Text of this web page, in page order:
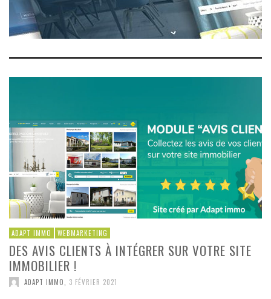
ADAPT IMMO WEBMARKETING
DES AVIS CLIENTS À INTÉGRER SUR VOTRE SITE
IMMOBILIER !
ADAPT IMMO 3 FÉVRIER 2021